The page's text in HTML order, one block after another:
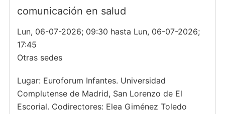
comunicación en salud
Lun, 06-07-2026; 09:30 hasta Lun, 06-07-2026;
17:45
Otras sedes
Lugar: Euroforum Infantes. Universidad
Complutense de Madrid, San Lorenzo de El
Escorial. Codirectores: Elea Giménez Toledo